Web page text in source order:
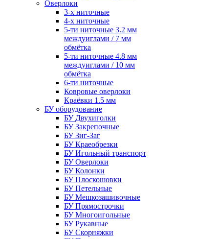
Оверлоки
3-х ниточные
4-х ниточные
5-ти ниточные 3.2 мм
междуиглами / 7 мм
обмётка
5-ти ниточные 4.8 мм
междуиглами / 10 мм
обмётка
6-ти ниточные
Ковровые оверлоки
Краёвки 1.5 мм
БУ оборудование
БУ Двухиголки
БУ Закрепочные
БУ Зиг-Заг
БУ Краеобрезки
БУ Игольный транспорт
БУ Оверлоки
БУ Колонки
БУ Плоскошовки
БУ Петельные
БУ Мешкозашивочные
БУ Прямострочки
БУ Многоигольные
БУ Рукавные
БУ Скорняжки